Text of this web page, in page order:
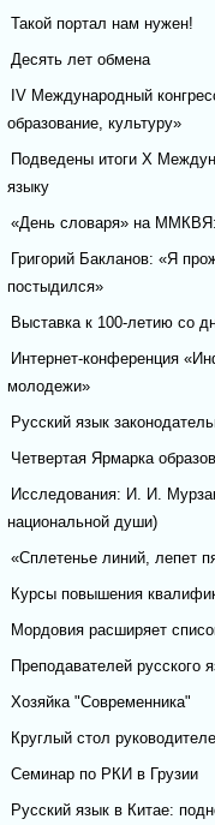
Такой портал нам нужен!
Десять лет обмена
IV Международный
образование, культуру»
Подведены итоги Х
языку
«День словаря» на
Григорий Бакланов: «Я
постыдился»
Выставка к 100-летию со
Интернет-конференция
молодежи»
Русский язык
Четвертая Ярмарка
Исследования: И. И.
национальной души)
«Сплетенье линий, лепет
Курсы повышения
Мордовия расширяет
Преподавателей русского
Хозяйка "Современника"
Круглый стол
Семинар по РКИ в Грузии
Русский язык в Китае: